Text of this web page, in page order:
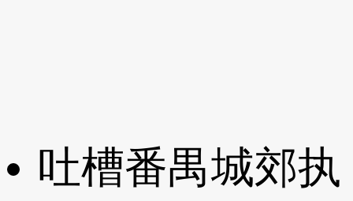
吐槽番禺城郊执